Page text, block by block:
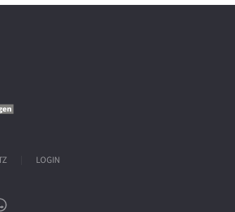
LOGIN